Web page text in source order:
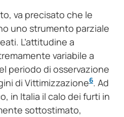
va precisato che le
uno strumento parziale
L’attitudine a
variabile a
periodo di osservazione
di Vittimizzazione6. Ad
in Italia il calo dei furti in
sottostimato,